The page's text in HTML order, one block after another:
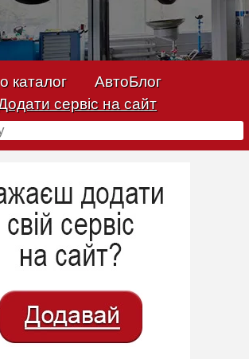
каталог
АвтоБлог
сервіс на сайт